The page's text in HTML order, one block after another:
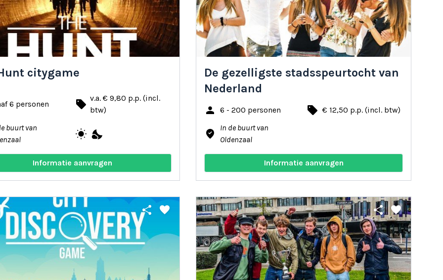
citygame
6 personen local_offer v.a. € 9,80 p.p. (incl.
btw)
buurt van
wb_sunny nights_stay
Informatie aanvragen
De gezelligste stadsspeurtocht van
Nederland
person
6 - 200 personen local_offer € 12,50 p.p. (incl. btw)
where_to_vote
In de buurt van
Oldenzaal
Informatie aanvragen
share favorite share favorite